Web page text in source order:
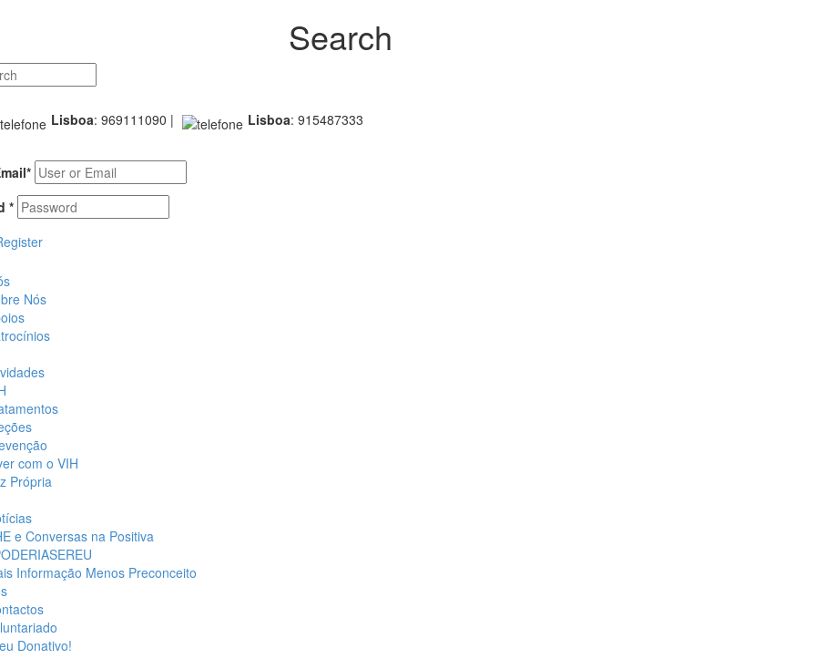
Search
Lisboa: 969111090 | Lisboa: 915487333
*
*
Nós
com o VIH
Própria
e Conversas na Positiva
Informação Menos Preconceito
Donativo!